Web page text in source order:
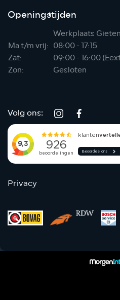
Openingstijden
Werkplaats
Ma t/m vrij: 08:00 - 17:15
Zat:
09:00 - 16:00
Zon:
Gesloten
Volg ons:
Privacy